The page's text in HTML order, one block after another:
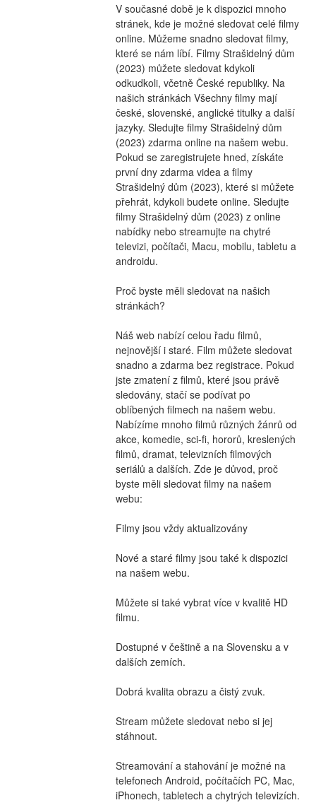
V současné době je k dispozici mnoho
stránek, kde je možné sledovat celé filmy
online. Můžeme snadno sledovat filmy,
které se nám líbí. Filmy Strašidelný dům
(2023) můžete sledovat kdykoli
odkudkoli, včetně České republiky. Na
našich stránkách Všechny filmy mají
české, slovenské, anglické titulky a další
jazyky. Sledujte filmy Strašidelný dům
(2023) zdarma online na našem webu.
Pokud se zaregistrujete hned, získáte
první dny zdarma videa a filmy
Strašidelný dům (2023), které si můžete
přehrát, kdykoli budete online. Sledujte
filmy Strašidelný dům (2023) z online
nabídky nebo streamujte na chytré
televizi, počítači, Macu, mobilu, tabletu a
androidu.
Proč byste měli sledovat na našich
stránkách?
Náš web nabízí celou řadu filmů,
nejnovější i staré. Film můžete sledovat
snadno a zdarma bez registrace. Pokud
jste zmatení z filmů, které jsou právě
sledovány, stačí se podívat po
oblíbených filmech na našem webu.
Nabízíme mnoho filmů různých žánrů od
akce, komedie, sci-fi, hororů, kreslených
filmů, dramat, televizních filmových
seriálů a dalších. Zde je důvod, proč
byste měli sledovat filmy na našem
webu:
Filmy jsou vždy aktualizovány
Nové a staré filmy jsou také k dispozici
na našem webu.
Můžete si také vybrat více v kvalitě HD
filmu.
Dostupné v češtině a na Slovensku a v
dalších zemích.
Dobrá kvalita obrazu a čistý zvuk.
Stream můžete sledovat nebo si jej
stáhnout.
Streamování a stahování je možné na
telefonech Android, počítačích PC, Mac,
iPhonech, tabletech a chytrých televizích.